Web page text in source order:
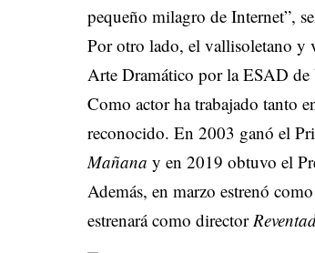
pequeño milagro de Internet”,
Por otro lado, el vallisoletano y
Arte Dramático por la ESAD de
Como actor ha trabajado tanto
reconocido. En 2003 ganó el
Mañana y en 2019 obtuvo el
Además, en marzo estrenó
estrenará como director